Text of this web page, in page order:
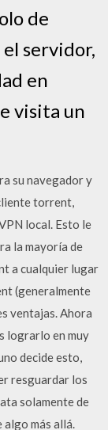
de
servidor,
en
visita un
su navegador y
torrent,
local. Esto le
la mayoría de
a cualquier lugar
(generalmente
ventajas. Ahora
lograrlo en muy
decide esto,
resguardar los
solamente de
más allá.